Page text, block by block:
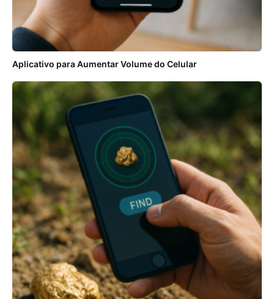
Aplicativo para Aumentar Volume do Celular